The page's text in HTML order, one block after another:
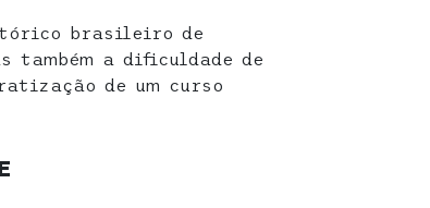
brasileiro de
também a dificuldade de
de um curso